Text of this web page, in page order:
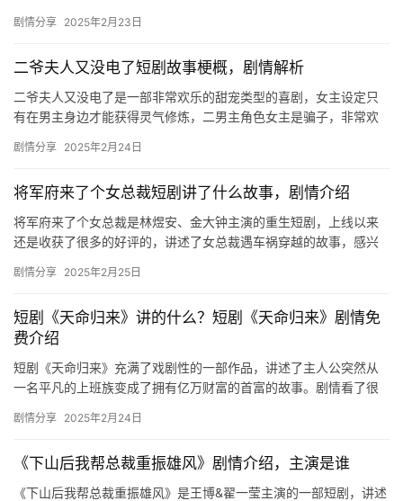
剧情分享 2025年2月23日
二爷夫人又没电了短剧故事梗概，剧情解析
二爷夫人又没电了是一部非常欢乐的甜宠类型的喜剧，女主设定只
有在男主身边才能获得灵气修炼，二男主角色女主是骗子，非常欢
爷夫…
剧情分享 2025年2月24日
将军府来了个女总裁短剧讲了什么故事，剧情介绍
将军府来了个女总裁是林煜安、金大钟主演的重生短剧，上线以来
还是收获了很多的好评的，讲述了女总裁遇车祸穿越的故事，感兴
总…
剧情分享 2025年2月25日
短剧《天命归来》讲的什么？短剧《天命归来》剧情免
费介绍
短剧《天命归来》充满了戏剧性的一部作品，讲述了主人公突然从
一名平凡的上班族变成了拥有亿万财富的首富的故事。剧情看了很
情…
剧情分享 2025年2月24日
《下山后我帮总裁重振雄风》剧情介绍，主演是谁
《下山后我帮总裁重振雄风》是王博&翟一莹主演的一部短剧，讲述